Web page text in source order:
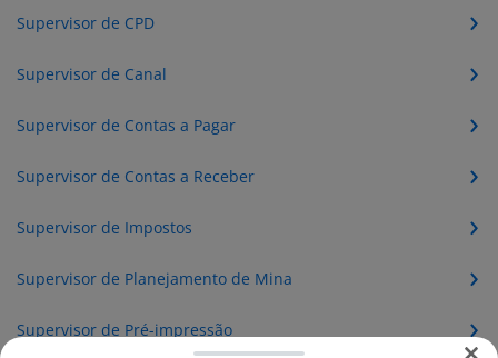
Supervisor de CPD
Supervisor de Canal
Supervisor de Contas a Pagar
Supervisor de Contas a Receber
Supervisor de Impostos
Supervisor de Planejamento de Mina
Supervisor de Pré-impressão